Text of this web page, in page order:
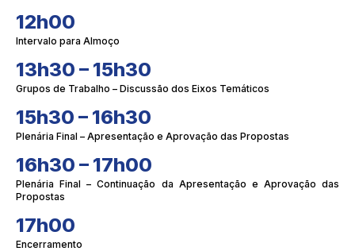
12h00
Intervalo para Almoço
13h30 – 15h30
Grupos de Trabalho – Discussão dos Eixos Temáticos
15h30 – 16h30
Plenária Final – Apresentação e Aprovação das Propostas
16h30 – 17h00
Plenária Final – Continuação da Apresentação e Aprovação das
Propostas
17h00
Encerramento